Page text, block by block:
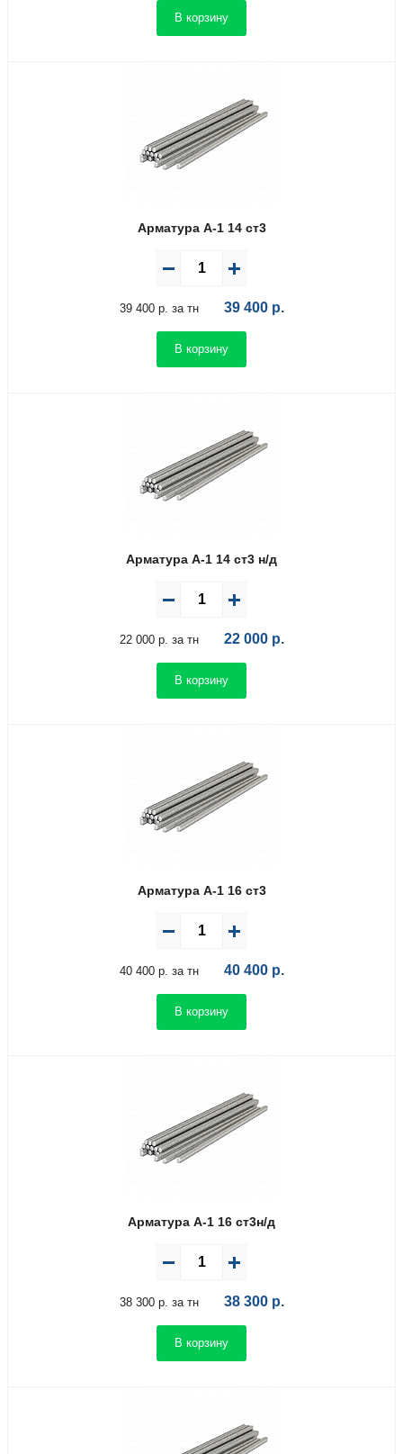
В корзину
Арматура А-1 14 ст3
39 400 р. за тн 39 400р.
В корзину
Арматура А-1 14 ст3 н/д
22 000 р. за тн 22 000р.
В корзину
Арматура А-1 16 ст3
40 400 р. за тн 40 400р.
В корзину
Арматура А-1 16 ст3н/д
38 300 р. за тн 38 300р.
В корзину